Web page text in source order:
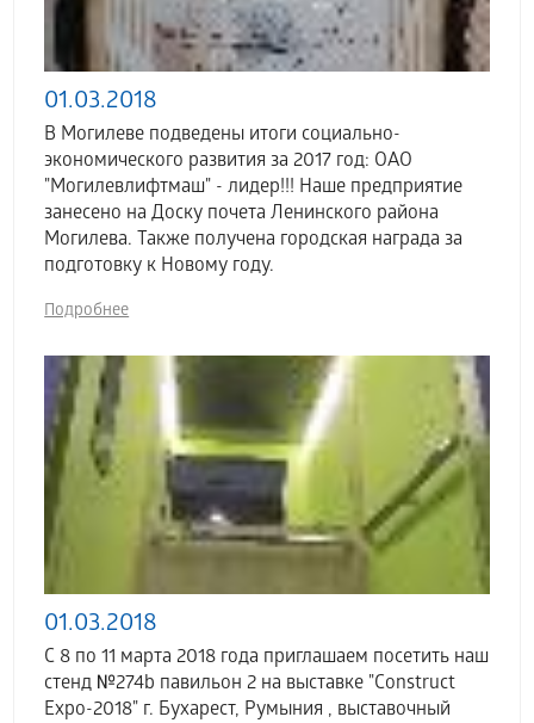
01.03.2018
В Могилеве подведены итоги социально-
экономического развития за 2017 год: ОАО
"Могилевлифтмаш" - лидер!!! Наше предприятие
занесено на Доску почета Ленинского района
Могилева. Также получена городская награда за
подготовку к Новому году.
Подробнее
01.03.2018
C 8 по 11 марта 2018 года приглашаем посетить наш
стенд №274b павильон 2 на выставке "Construct
Expo-2018" г. Бухарест, Румыния , выставочный